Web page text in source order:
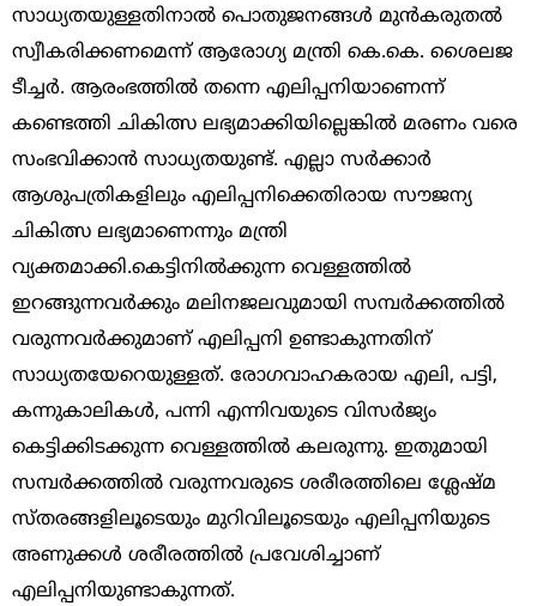
സാധ്യതയുള്ളതിനാൽ പൊതുജനങ്ങൾ മുൻകരുതൽ
സ്വീകരിക്കണമെന്ന് ആരോഗ്യ മന്ത്രി കെ.കെ. ശൈലജ
ടീച്ചർ. ആരംഭത്തിൽ തന്നെ എലിപ്പനിയാണെന്ന്
കണ്ടെത്തി ചികിത്സ ലഭ്യമാക്കിയില്ലെങ്കിൽ മരണം വരെ
സംഭവിക്കാൻ സാധ്യതയുണ്ട്. എല്ലാ സർക്കാർ
ആശുപത്രികളിലും എലിപ്പനിക്കെതിരായ സൗജന്യ
ചികിത്സ ലഭ്യമാണെന്നും മന്ത്രി
വ്യക്തമാക്കി.കെട്ടിനിൽക്കുന്ന വെള്ളത്തിൽ
ഇറങ്ങുന്നവർക്കും മലിനജലവുമായി സമ്പർക്കത്തിൽ
വരുന്നവർക്കുമാണ് എലിപ്പനി ഉണ്ടാകുന്നതിന്
സാധ്യതയേറെയുള്ളത്. രോഗവാഹകരായ എലി, പട്ടി,
കന്നുകാലികൾ, പന്നി എന്നിവയുടെ വിസർജ്യം
കെട്ടിക്കിടക്കുന്ന വെള്ളത്തിൽ കലരുന്നു. ഇതുമായി
സമ്പർക്കത്തിൽ വരുന്നവരുടെ ശരീരത്തിലെ ശ്ലേഷ്മ
സ്തരങ്ങളിലൂടെയും മുറിവിലൂടെയും എലിപ്പനിയുടെ
അണുക്കൾ ശരീരത്തിൽ പ്രവേശിച്ചാണ്
എലിപ്പനിയുണ്ടാകുന്നത്.